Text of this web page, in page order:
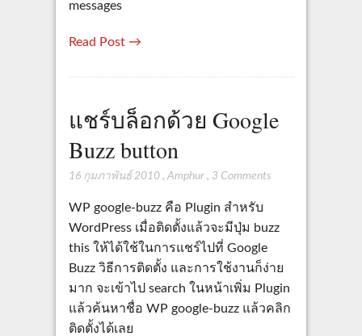
messages
Read Post →
แชร์บล็อกด้วย Google
Buzz button
16 กุมภาพันธ์ 2010, Amphur, 3 Comments
WP google-buzz คือ Plugin สำหรับ
WordPress เมื่อติดตั้งแล้วจะมีปุ่ม buzz
this ให้ได้ใช้ในการแชร์ไปที่ Google
Buzz วิธีการติดตั้ง และการใช้งานก็ง่าย
มาก จะเข้าไป search ในหน้าเพิ่ม Plugin
แล้วค้นหาชื่อ WP google-buzz แล้วคลิก
ติดตั้งได้เลย